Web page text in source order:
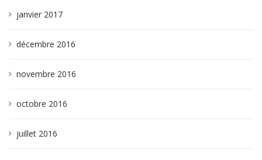
janvier 2017
décembre 2016
novembre 2016
octobre 2016
juillet 2016